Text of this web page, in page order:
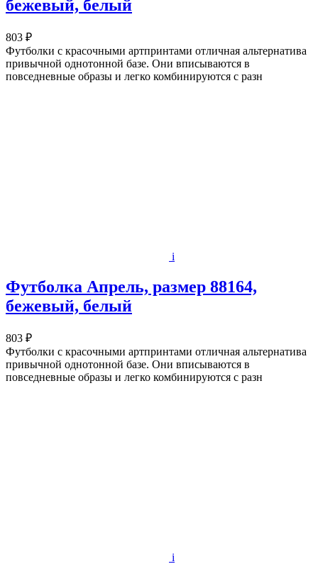
бежевый, белый
803 ₽
Футболки с красочными артпринтами отличная альтернатива
привычной однотонной базе. Они вписываются в
повседневные образы и легко комбинируются с разн
i
Футболка Апрель, размер 88164,
бежевый, белый
803 ₽
Футболки с красочными артпринтами отличная альтернатива
привычной однотонной базе. Они вписываются в
повседневные образы и легко комбинируются с разн
i